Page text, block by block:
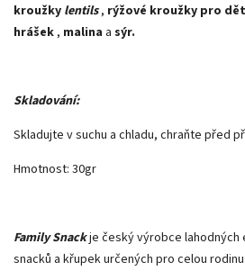
kroužky lentils, rýžové kroužky pro
hrášek , malina a sýr.
Skladování:
Skladujte v suchu a chladu, chraňte před
Hmotnost: 30gr
Family Snackje český výrobce lahodných
snacků a křupek určených pro celou rodinu.